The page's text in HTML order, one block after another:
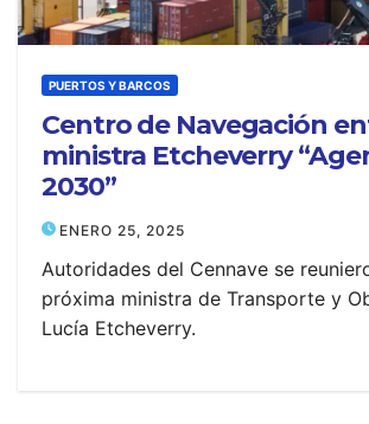
PUERTOS Y BARCOS
Centro de Navegación
ministra Etcheverry
2030”
ENERO 25, 2025
Autoridades del Cennave se
próxima ministra de Transporte y
Lucía Etcheverry.